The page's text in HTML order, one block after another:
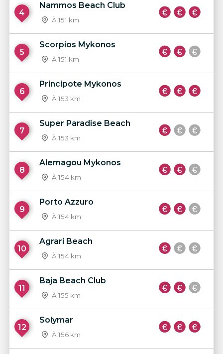
4
Nammos Beach Club
À 151 km
5
Scorpios Mykonos
À 151 km
6
Principote Mykonos
À 153 km
7
Super Paradise Beach
À 153 km
8
Alemagou Mykonos
À 154 km
9
Porto Azzuro
À 154 km
10
Agrari Beach
À 154 km
11
Baja Beach Club
À 155 km
12
Solymar
À 156 km